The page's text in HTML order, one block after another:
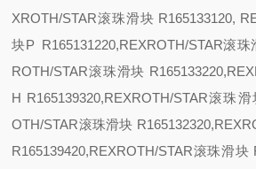
XROTH/STAR滚珠滑块 R165133120,
块P R165131220,REXROTH/STAR滚珠
ROTH/STAR滚珠滑块
H R165139320,REXROTH/STAR滚珠
OTH/STAR滚珠滑块
R165139420,REXROTH/STAR滚珠滑块